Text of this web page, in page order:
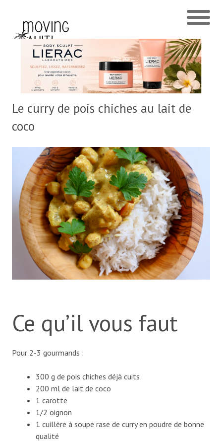
Le curry de pois chiches au lait de
coco
Ce qu’il vous faut
Pour 2-3 gourmands :
300 g de pois chiches déjà cuits
200 ml de lait de coco
1 carotte
1/2 oignon
1 cuillère à soupe rase de curry en poudre de bonne
qualité